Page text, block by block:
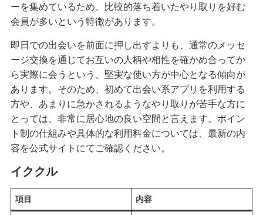
ーを集めているため、比較的落ち着いたやり取りを好む
会員が多いという特徴があります。
即日での出会いを前面に押し出すよりも、通常のメッセ
ージ交換を通じてお互いの人柄や相性を確かめ合ってか
ら実際に会うという、堅実な使い方が中心となる傾向が
あります。そのため、初めて出会い系アプリを利用する
方や、あまりに急かされるようなやり取りが苦手な方に
とっては、非常に居心地の良い空間と言えます。ポイン
ト制の仕組みや具体的な利用料金については、最新の内
容を公式サイトにてご確認ください。
イククル
項目 内容